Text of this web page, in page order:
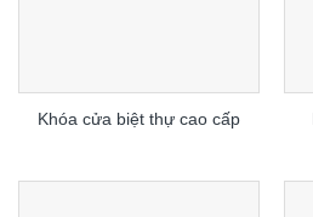
Khóa cửa biệt thự cao cấp